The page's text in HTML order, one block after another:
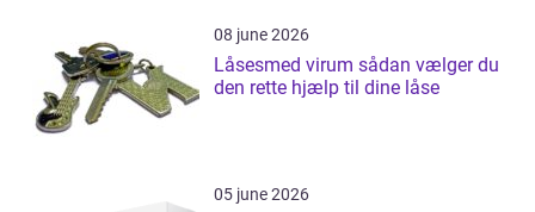
08 june 2026
Låsesmed virum sådan vælger du
den rette hjælp til dine låse
05 june 2026